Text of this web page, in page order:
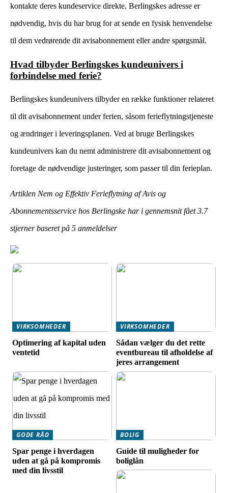
kontakte deres kundeservice direkte. Berlingskes adresse er
nødvendig, hvis du har brug for at sende en fysisk henvendelse
til dem vedrørende dit avisabonnement eller andre spørgsmål.
Hvad tilbyder Berlingskes kundeunivers i
forbindelse med ferie?
Berlingskes kundeunivers tilbyder en række funktioner relateret
til dit avisabonnement under ferien, såsom ferieflytningstjeneste
og ændringer i leveringsplanen. Ved at bruge Berlingskes
kundeunivers kan du nemt administrere dit avisabonnement og
foretage de nødvendige justeringer, som passer til din ferieplan.
Artiklen Nem og Effektiv Ferieflytning af Avis og
Abonnementsservice hos Berlingske har i gennemsnit fået3.7
stjerner baseret på 5 anmeldelser
VIRKSOMHEDER
Optimering af kapital uden
ventetid
VIRKSOMHEDER
Sådan vælger du det rette
eventbureau til afholdelse af
jeres arrangement
GODE RÅD
Spar penge i hverdagen
uden at gå på kompromis
med din livsstil
BOLIG
Guide til muligheder for
boliglån